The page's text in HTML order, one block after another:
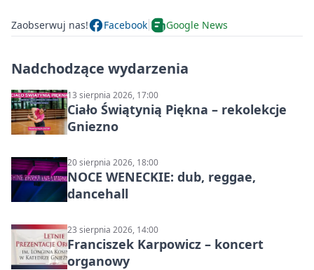
Zaobserwuj nas! Facebook Google News
Nadchodzące wydarzenia
13 sierpnia 2026, 17:00
Ciało Świątynią Piękna – rekolekcje
Gniezno
20 sierpnia 2026, 18:00
NOCE WENECKIE: dub, reggae,
dancehall
23 sierpnia 2026, 14:00
Franciszek Karpowicz – koncert
organowy